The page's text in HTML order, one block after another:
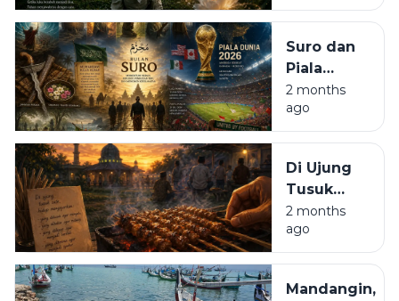
Suro dan
Piala
Dunia
2 months
ago
Di Ujung
Tusuk
Sate
2 months
ago
Mandangin,